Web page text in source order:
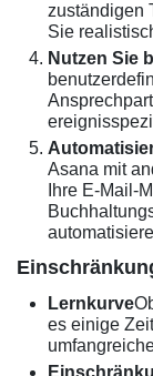
zuständigen
Sie
Nutzen Sie
Asana mit
Ihre E-Mail-
Lernkurve
es einige